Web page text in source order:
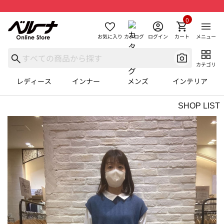
お気に入り カタログ ログイン カート
0
メニュー
カテゴリ
レディース インナー メンズ インテリア
SHOP LIST